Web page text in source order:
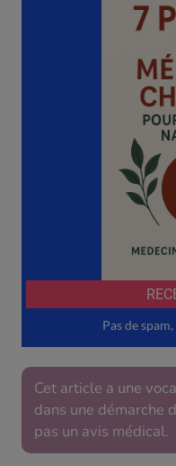
Cet article a une
dans une démarche
pas un avis médical.